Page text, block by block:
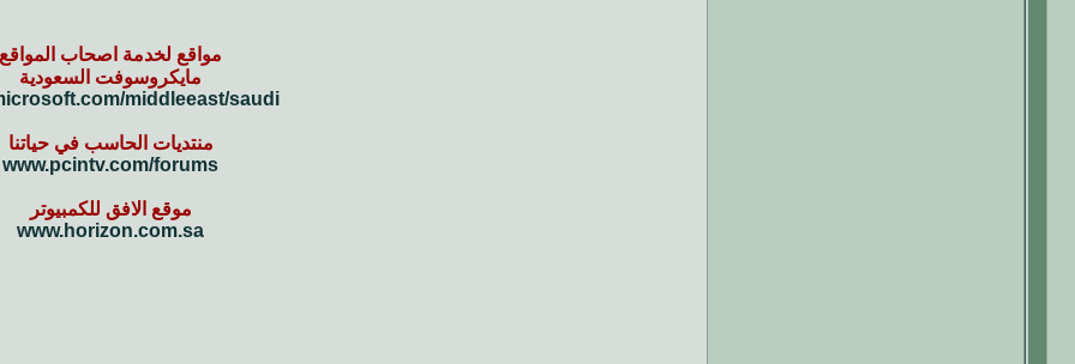
مواقع لخدمة اصحاب المواقع
مايكروسوفت السعودية
middleeast/saudi
منتديات الحاسب في حياتنا
www.pcintv.com/forums
موقع الافق للكمبيوتر
www.horizon.com.sa